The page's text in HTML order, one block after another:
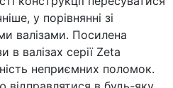
у порівнянні зі
валізами. Посилена
в валізах серії Zeta
неприємних поломок.